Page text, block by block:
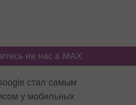
на нас в MAX
стал самым
у мобильных